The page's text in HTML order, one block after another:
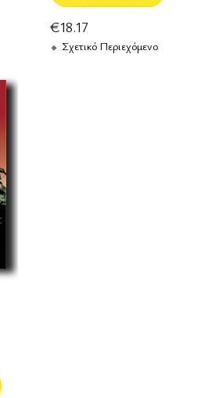
€18.17
Σχετικό Περιεχόμενο